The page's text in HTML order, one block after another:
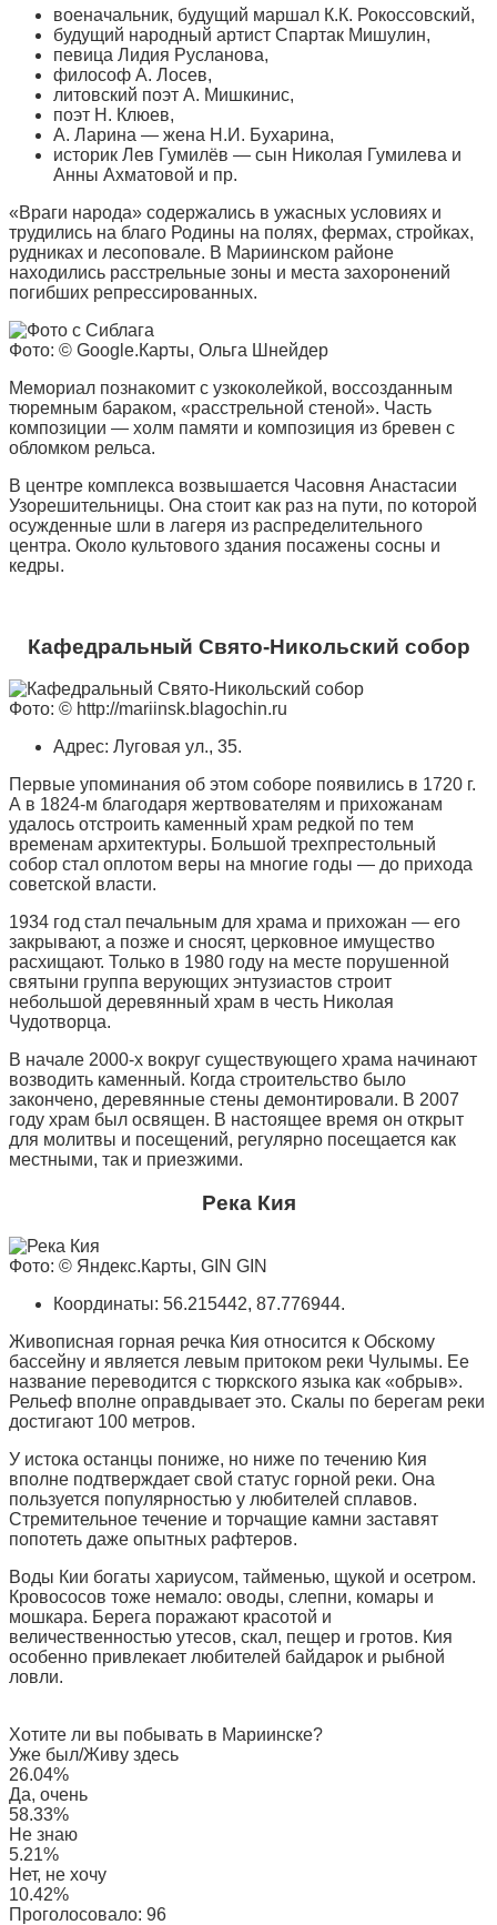
военачальник, будущий маршал К.К. Рокоссовский,
будущий народный артист Спартак Мишулин,
певица Лидия Русланова,
философ А. Лосев,
литовский поэт А. Мишкинис,
поэт Н. Клюев,
А. Ларина — жена Н.И. Бухарина,
историк Лев Гумилёв — сын Николая Гумилева и
Анны Ахматовой и пр.
«Враги народа» содержались в ужасных условиях и
трудились на благо Родины на полях, фермах, стройках,
рудниках и лесоповале. В Мариинском районе
находились расстрельные зоны и места захоронений
погибших репрессированных.
Фото: © Google.Карты, Ольга Шнейдер
Мемориал познакомит с узкоколейкой, воссозданным
тюремным бараком, «расстрельной стеной». Часть
композиции — холм памяти и композиция из бревен с
обломком рельса.
В центре комплекса возвышается Часовня Анастасии
Узорешительницы. Она стоит как раз на пути, по которой
осужденные шли в лагеря из распределительного
центра. Около культового здания посажены сосны и
кедры.
Кафедральный Свято-Никольский собор
Фото: © http://mariinsk.blagochin.ru
Адрес: Луговая ул., 35.
Первые упоминания об этом соборе появились в 1720 г.
А в 1824-м благодаря жертвователям и прихожанам
удалось отстроить каменный храм редкой по тем
временам архитектуры. Большой трехпрестольный
собор стал оплотом веры на многие годы — до прихода
советской власти.
1934 год стал печальным для храма и прихожан — его
закрывают, а позже и сносят, церковное имущество
расхищают. Только в 1980 году на месте порушенной
святыни группа верующих энтузиастов строит
небольшой деревянный храм в честь Николая
Чудотворца.
В начале 2000-х вокруг существующего храма начинают
возводить каменный. Когда строительство было
закончено, деревянные стены демонтировали. В 2007
году храм был освящен. В настоящее время он открыт
для молитвы и посещений, регулярно посещается как
местными, так и приезжими.
Река Кия
Фото: © Яндекс.Карты, GIN GIN
Координаты: 56.215442, 87.776944.
Живописная горная речка Кия относится к Обскому
бассейну и является левым притоком реки Чулымы. Ее
название переводится с тюркского языка как «обрыв».
Рельеф вполне оправдывает это. Скалы по берегам реки
достигают 100 метров.
У истока останцы пониже, но ниже по течению Кия
вполне подтверждает свой статус горной реки. Она
пользуется популярностью у любителей сплавов.
Стремительное течение и торчащие камни заставят
попотеть даже опытных рафтеров.
Воды Кии богаты хариусом, тайменью, щукой и осетром.
Кровососов тоже немало: оводы, слепни, комары и
мошкара. Берега поражают красотой и
величественностью утесов, скал, пещер и гротов. Кия
особенно привлекает любителей байдарок и рыбной
ловли.
Хотите ли вы побывать в Мариинске?
Уже был/Живу здесь
26.04%
Да, очень
58.33%
Не знаю
5.21%
Нет, не хочу
10.42%
Проголосовало: 96